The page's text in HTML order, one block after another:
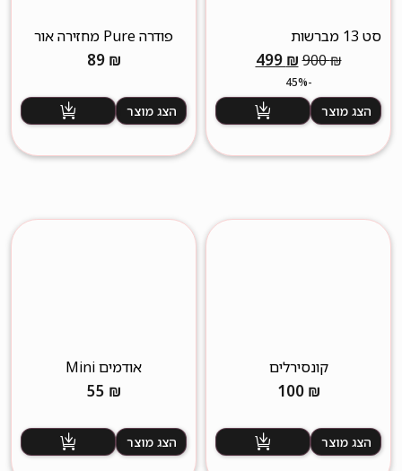
סט 13 מברשות
מקצועיות+מנקה
מברשות+תיק איפור
900₪
המחיר
המקורי
היה:
499 ₪
הוא:
-45%
הצג מוצר
פודרה Pure מחזירה אור
89 ₪
הצג מוצר
קונסירלים
100 ₪
הצג מוצר
אודמים Mini
55 ₪
הצג מוצר